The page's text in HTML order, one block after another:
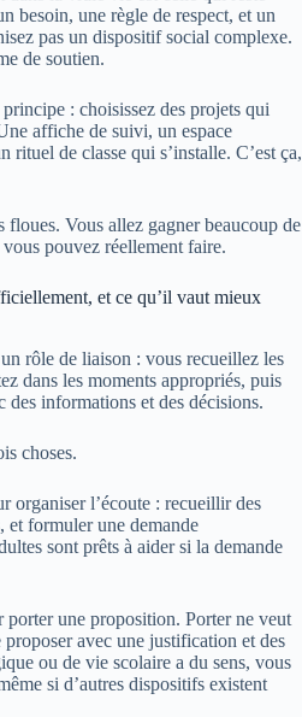
besoin, une règle de respect, et un
pas un dispositif social complexe.
de soutien.
: choisissez des projets qui
affiche de suivi, un espace
rituel de classe qui s’installe. C’est ça,
floues. Vous allez gagner beaucoup de
pouvez réellement faire.
et ce qu’il vaut mieux
rôle de liaison : vous recueillez les
dans les moments appropriés, puis
des informations et des décisions.
choses.
organiser l’écoute : recueillir des
et formuler une demande
sont prêts à aider si la demande
porter une proposition. Porter ne veut
avec une justification et des
ou de vie scolaire a du sens, vous
si d’autres dispositifs existent